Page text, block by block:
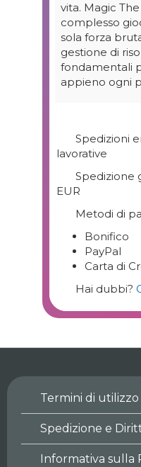
Spedizioni
lavorative
Spedizione
EUR
Metodi di
Bonifico
PayPal
Carta di
Hai dubbi?
vita. Magic
complesso
sola forza
gestione di
fondamentali
appieno ogni
Termini di utilizzo
Spedizione e
Informativa sulla